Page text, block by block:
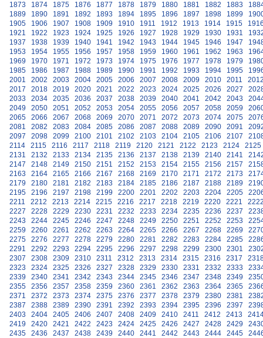
1873
1874 1875 1876 1877 1878 1879 1880 1881 1882 1883
1889
1890 1891 1892 1893 1894 1895 1896 1897 1898 1899
1905
1906 1907 1908 1909 1910 1911 1912 1913 1914 1915
1921
1922 1923 1924 1925 1926 1927 1928 1929 1930 1931
1937
1938 1939 1940 1941 1942 1943 1944 1945 1946 1947
1953
1954 1955 1956 1957 1958 1959 1960 1961 1962 1963
1969
1970 1971 1972 1973 1974 1975 1976 1977 1978 1979
1985
1986 1987 1988 1989 1990 1991 1992 1993 1994 1995
2001
2002 2003 2004 2005 2006 2007 2008 2009 2010 2011
2017
2018 2019 2020 2021 2022 2023 2024 2025 2026 2027
2033
2034 2035 2036 2037 2038 2039 2040 2041 2042 2043
2049
2050 2051 2052 2053 2054 2055 2056 2057 2058 2059
2065
2066 2067 2068 2069 2070 2071 2072 2073 2074 2075
2081
2082 2083 2084 2085 2086 2087 2088 2089 2090 2091
2097
2098 2099 2100 2101 2102 2103 2104 2105 2106 2107
2114
2115 2116 2117 2118 2119 2120 2121 2122 2123 2124
2125
2131
2132 2133 2134 2135 2136 2137 2138 2139 2140 2141
2147
2148 2149 2150 2151 2152 2153 2154 2155 2156 2157
2163
2164 2165 2166 2167 2168 2169 2170 2171 2172 2173
2179
2180 2181 2182 2183 2184 2185 2186 2187 2188 2189
2195
2196 2197 2198 2199 2200 2201 2202 2203 2204 2205
2211
2212 2213 2214 2215 2216 2217 2218 2219 2220 2221
2227
2228 2229 2230 2231 2232 2233 2234 2235 2236 2237
2243
2244 2245 2246 2247 2248 2249 2250 2251 2252 2253
2259
2260 2261 2262 2263 2264 2265 2266 2267 2268 2269
2275
2276 2277 2278 2279 2280 2281 2282 2283 2284 2285
2291
2292 2293 2294 2295 2296 2297 2298 2299 2300 2301
2307
2308 2309 2310 2311 2312 2313 2314 2315 2316 2317
2323
2324 2325 2326 2327 2328 2329 2330 2331 2332 2333
2339
2340 2341 2342 2343 2344 2345 2346 2347 2348 2349
2355
2356 2357 2358 2359 2360 2361 2362 2363 2364 2365
2371
2372 2373 2374 2375 2376 2377 2378 2379 2380 2381
2387
2388 2389 2390 2391 2392 2393 2394 2395 2396 2397
2403
2404 2405 2406 2407 2408 2409 2410 2411 2412 2413
2419
2420 2421 2422 2423 2424 2425 2426 2427 2428 2429
2435
2436 2437 2438 2439 2440 2441 2442 2443 2444 2445